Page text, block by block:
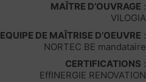
MAÎTRE D’OUVRAGE :
VILOGIA
EQUIPE DE MAÎTRISE D’OEUVRE :
NORTEC BE mandataire
CERTIFICATIONS :
EffINERGIE RENOVATION